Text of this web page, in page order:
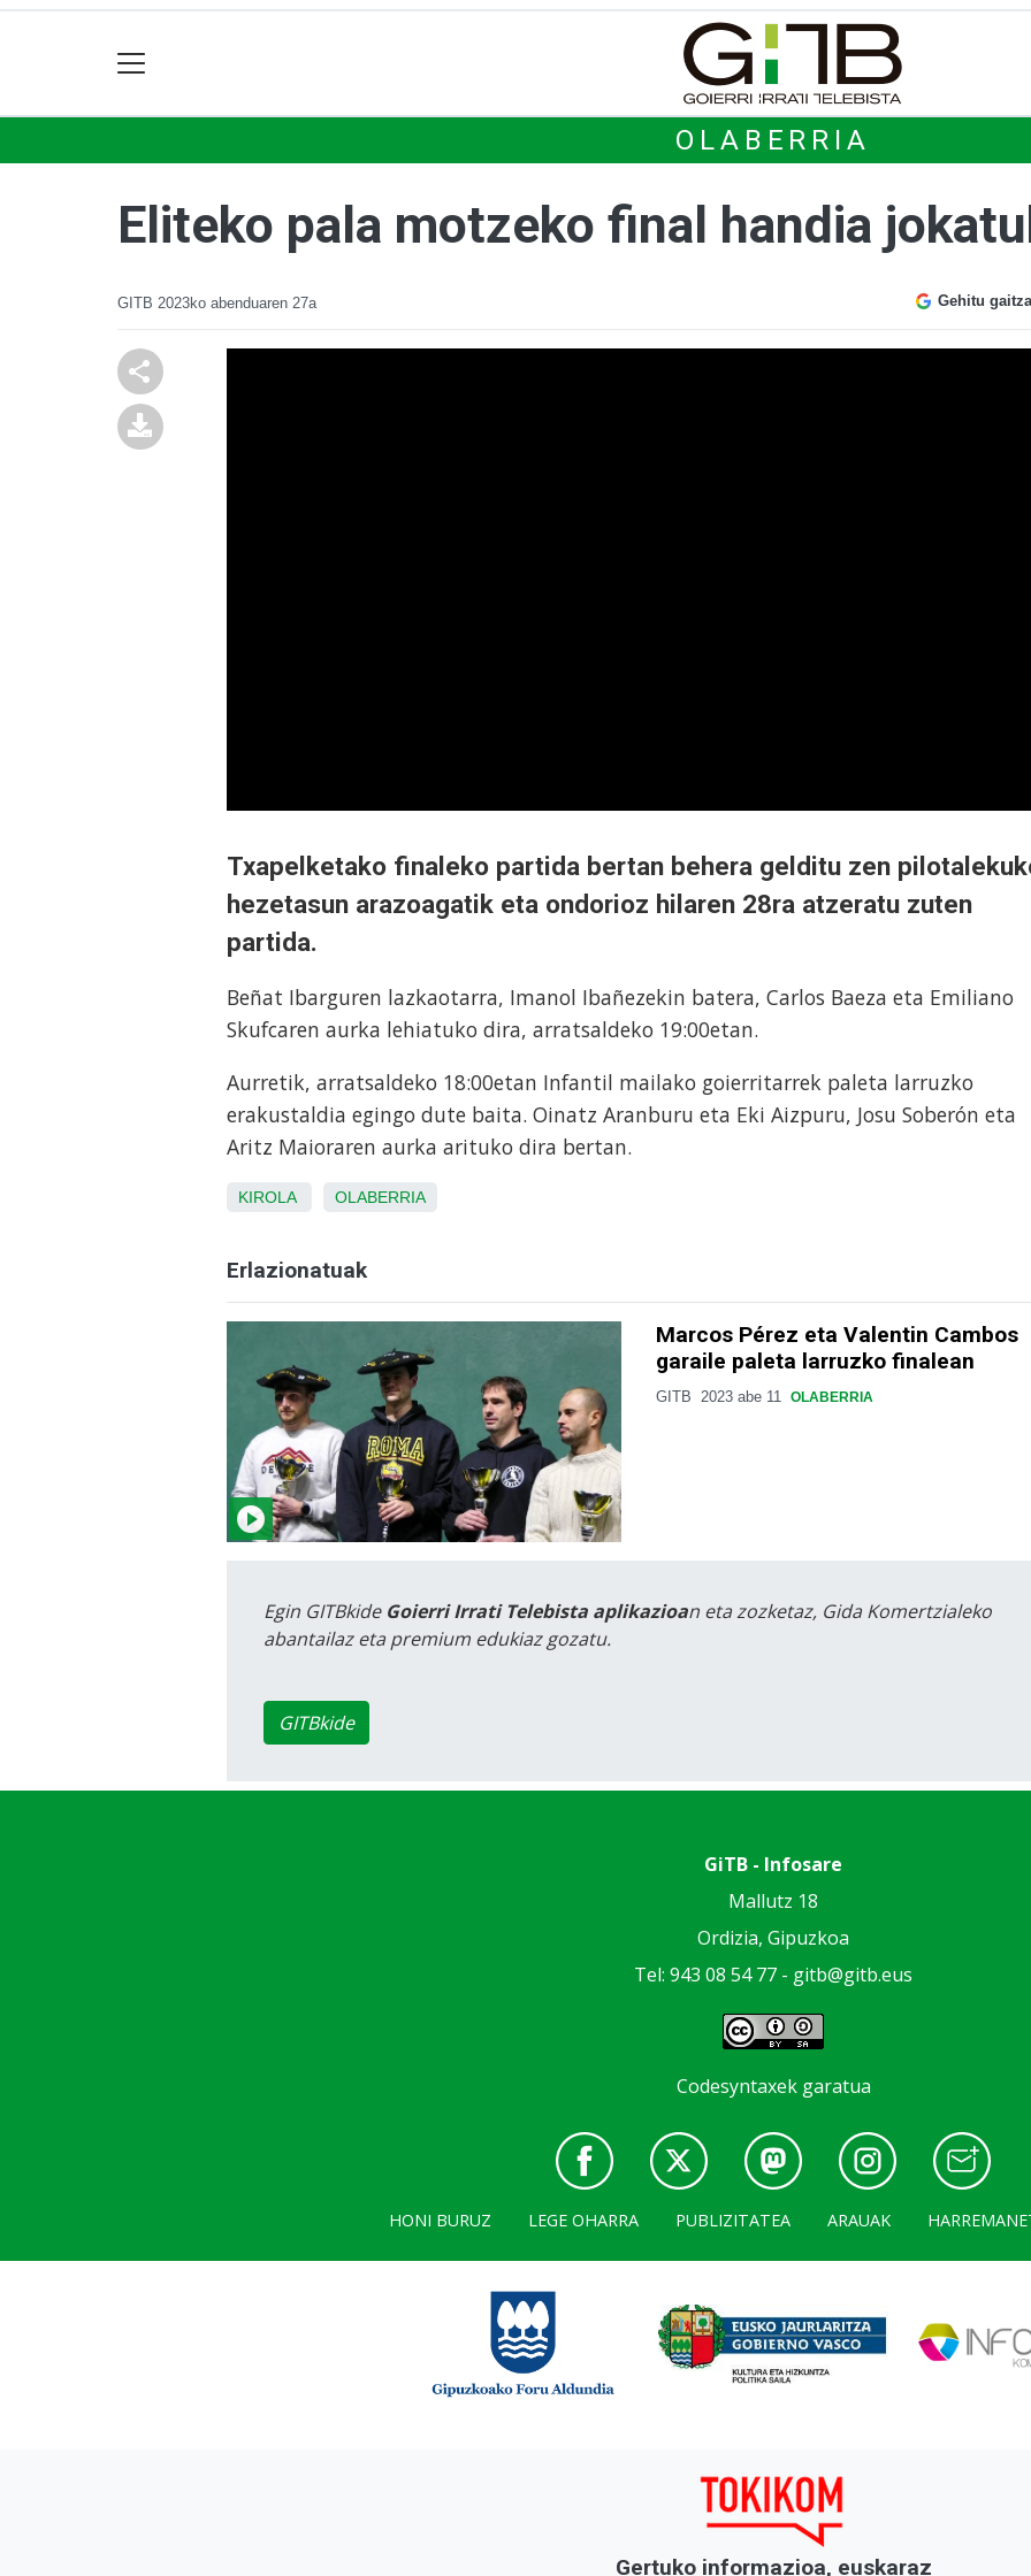
OLABERRIA
Eliteko pala motzeko final handia
GITB 2023ko abenduaren 27a Gehitu
Txapelketako finaleko partida bertan behera gelditu zen
hezetasun arazoagatik eta ondorioz hilaren 28ra atzeratu zuten
partida.
Beñat Ibarguren lazkaotarra, Imanol Ibañezekin batera, Carlos Baeza eta Emiliano
Skufcaren aurka lehiatuko dira, arratsaldeko 19:00etan.
Aurretik, arratsaldeko 18:00etan Infantil mailako goierritarrek paleta larruzko
erakustaldia egingo dute baita. Oinatz Aranburu eta Eki Aizpuru, Josu Soberón eta
Aritz Maioraren aurka arituko dira bertan.
KIROLA OLABERRIA
Erlazionatuak
Marcos Pérez eta Valentin Cambos
garaile paleta larruzko finalean
GITB 2023 abe 11 OLABERRIA
Egin GITBkide Goierri Irrati Telebista aplikazioan eta zozketaz, Gida Komertzialeko
abantailaz eta premium edukiaz gozatu.
GITBkide
GiTB - Infosare
Mallutz 18
Ordizia, Gipuzkoa
Tel: 943 08 54 77 - gitb@gitb.eus
Codesyntaxek garatua
HONI BURUZ LEGE OHARRA PUBLIZITATEA ARAUAK
Gertuko informazioa, euskaraz